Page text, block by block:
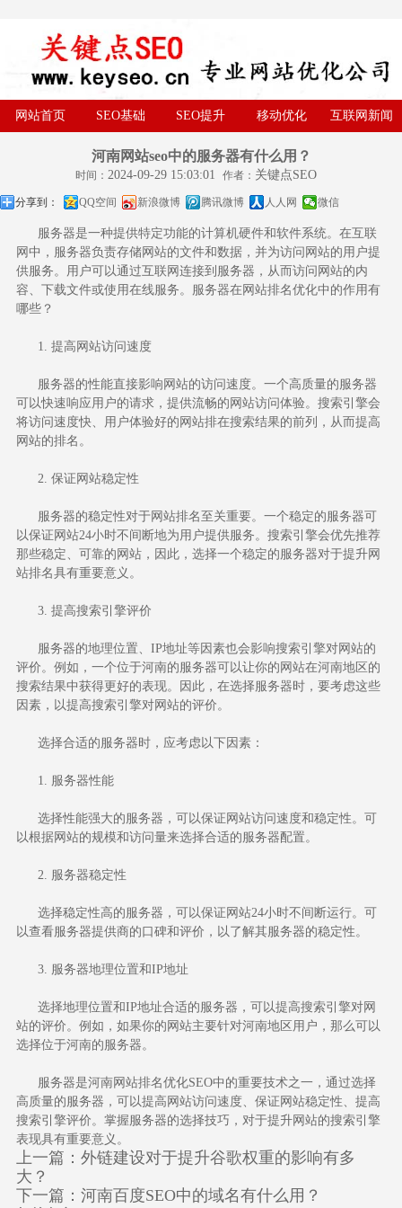
网站首页 SEO基础 SEO提升 移动优化 互联网新闻
河南网站seo中的服务器有什么用？
时间： 2024-09-29 15:03:01 作者： 关键点SEO
分享到： QQ空间 新浪微博 腾讯微博 人人网 微信
服务器是一种提供特定功能的计算机硬件和软件系统。在互联
网中，服务器负责存储网站的文件和数据，并为访问网站的用户提
供服务。用户可以通过互联网连接到服务器，从而访问网站的内
容、下载文件或使用在线服务。服务器在网站排名优化中的作用有
哪些？
1. 提高 网站访问速度
服务器的性能直接影响网站的访问速度。一个高质量的服务器
可以快速响应用户的请求，提供流畅的网站访问体验。搜索引擎会
将访问速度快、用户体验好的网站排在搜索结果的前列，从而提高
网站的排名。
2. 保证网站稳定性
服务器的稳定性对于网站排名至关重要。一个稳定的服务器可
以保证网站24小时不间断地为用户提供服务。搜索引擎会优先推荐
那些稳定、可靠的网站，因此，选择一个稳定的服务器对于提升网
站排名具有重要意义。
3. 提高搜索引擎评价
服务器的地理位置、IP地址等因素也会影响搜索引擎对网站的
评价。例如，一个位于河南的服务器可以让你的网站在河南地区的
搜索结果中获得更好的表现。因此，在选择服务器时，要考虑这些
因素，以提高搜索引擎对网站的评价。
选择合适的服务器时，应考虑以下因素：
1. 服务器性能
选择性能强大的服务器，可以保证网站访问速度和稳定性。可
以根据网站的规模和访问量来选择合适的服务器配置。
2. 服务器稳定性
选择稳定性高的服务器，可以保证网站24小时不间断运行。可
以查看服务器提供商的口碑和评价，以了解其服务器的稳定性。
3. 服务器地理位置和IP地址
选择地理位置和IP地址合适的服务器，可以提高搜索引擎对网
站的评价。例如，如果你的网站主要针对河南地区用户，那么可以
选择位于河南的服务器。
服务器是河南网站排名优化SEO中的重要技术之一，通过选择
高质量的服务器，可以提高网站访问速度、保证网站稳定性、提高
搜索引擎评价。掌握服务器的选择技巧，对于提升网站的搜索引擎
表现具有重要意义。
上一篇： 外链建设对于提升谷歌权重的影响有多
大？
下一篇： 河南百度SEO中的域名有什么用？